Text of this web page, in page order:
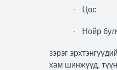
· Цөс
· Нойр
зэрэг
хам шинжүүд,